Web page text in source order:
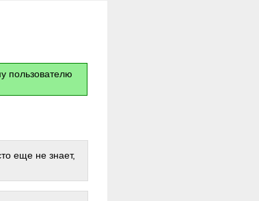
пользователю
еще не знает,